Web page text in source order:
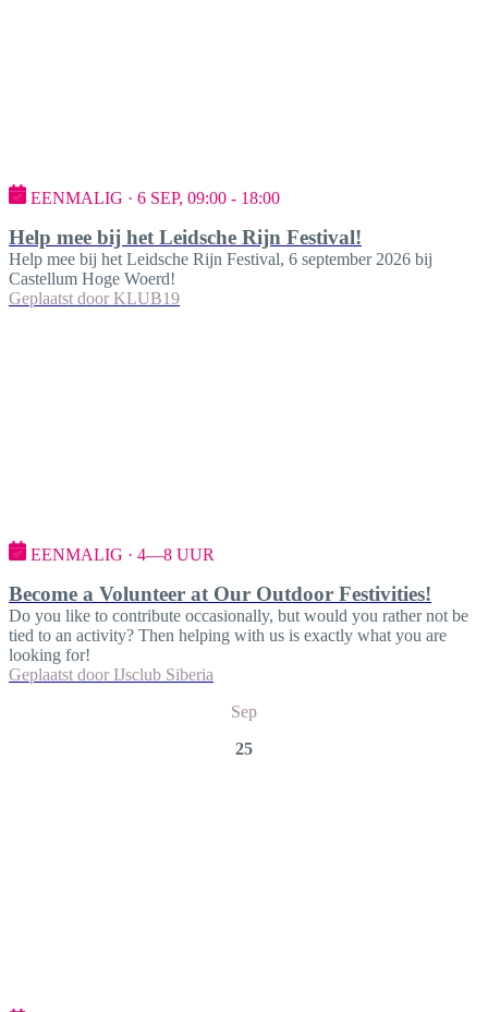
EENMALIG · 6 SEP, 09:00 - 18:00
Help mee bij het Leidsche Rijn Festival!
Help mee bij het Leidsche Rijn Festival, 6 september 2026 bij
Castellum Hoge Woerd!
Geplaatst door KLUB19
EENMALIG · 4—8 UUR
Become a Volunteer at Our Outdoor Festivities!
Do you like to contribute occasionally, but would you rather not be
tied to an activity? Then helping with us is exactly what you are
looking for!
Geplaatst door IJsclub Siberia
Sep
25